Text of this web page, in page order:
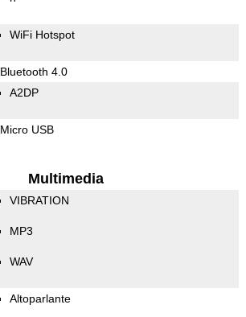
WiFi Hotspot
Bluetooth 4.0
A2DP
Micro USB
Multimedia
VIBRATION
MP3
WAV
Altoparlante